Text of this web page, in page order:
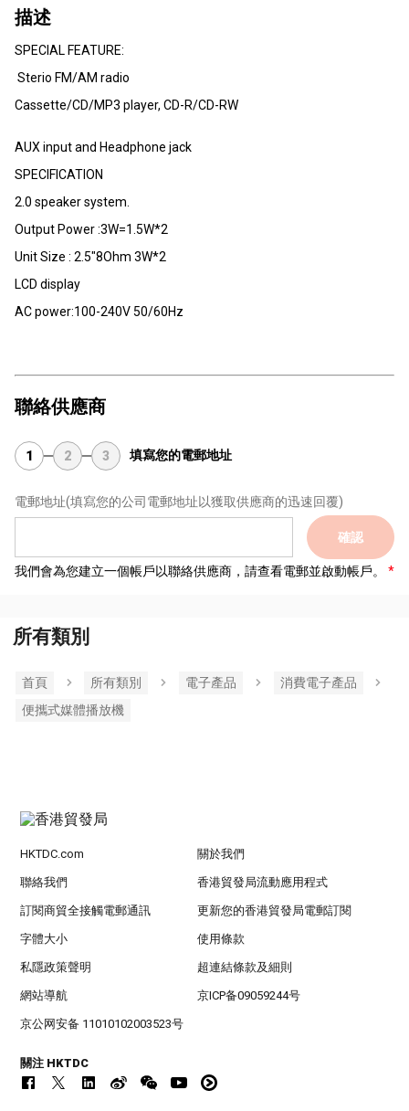
描述
SPECIAL FEATURE:
Sterio FM/AM radio
Cassette/CD/MP3 player, CD-R/CD-RW
AUX input and Headphone jack
SPECIFICATION
2.0 speaker system.
Output Power :3W=1.5W*2
Unit Size : 2.5"8Ohm 3W*2
LCD display
AC power:100-240V 50/60Hz
聯絡供應商
1 2 3 填寫您的電郵地址
電郵地址(填寫您的公司電郵地址以獲取供應商的迅速回覆)
確認
我們會為您建立一個帳戶以聯絡供應商，請查看電郵並啟動帳戶。
所有類別
首頁 所有類別 電子產品
消費電子產品
便攜式媒體播放機
HKTDC.com 關於我們
聯絡我們 香港貿發局流動應用程式
訂閱商貿全接觸電郵通訊 更新您的香港貿發局電郵訂閱
字體大小 使用條款
私隱政策聲明 超連結條款及細則
網站導航 京ICP备09059244号
京公网安备 11010102003523号
關注 HKTDC